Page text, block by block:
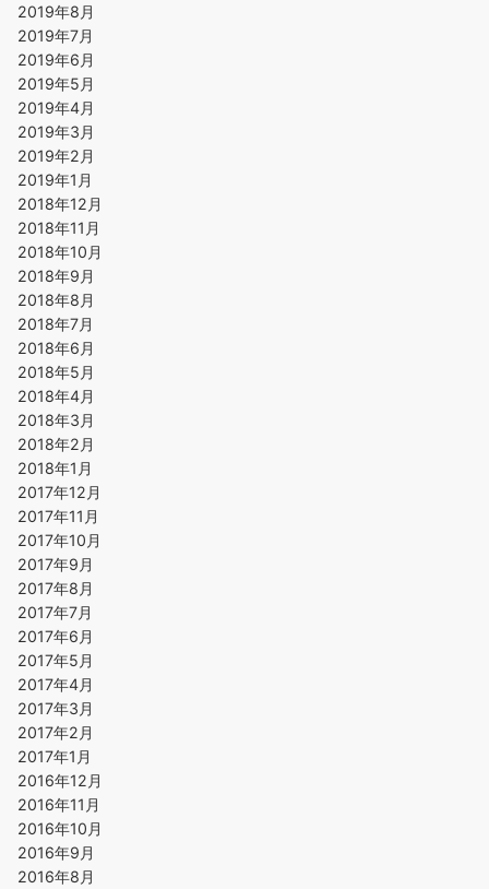
2019年8月
2019年7月
2019年6月
2019年5月
2019年4月
2019年3月
2019年2月
2019年1月
2018年12月
2018年11月
2018年10月
2018年9月
2018年8月
2018年7月
2018年6月
2018年5月
2018年4月
2018年3月
2018年2月
2018年1月
2017年12月
2017年11月
2017年10月
2017年9月
2017年8月
2017年7月
2017年6月
2017年5月
2017年4月
2017年3月
2017年2月
2017年1月
2016年12月
2016年11月
2016年10月
2016年9月
2016年8月